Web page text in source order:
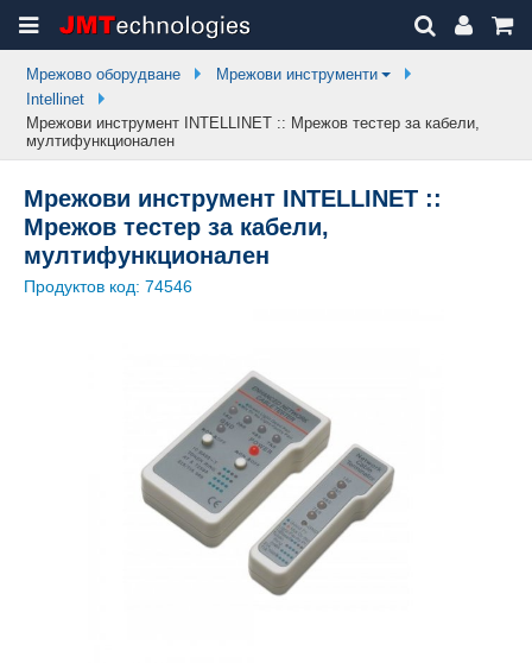
Мрежово оборудване
Мрежови инструменти
Intellinet
Мрежови инструмент INTELLINET :: Мрежов тестер за кабели,
мултифункционален
Мрежови инструмент INTELLINET ::
Мрежов тестер за кабели,
мултифункционален
Продуктов код: 74546